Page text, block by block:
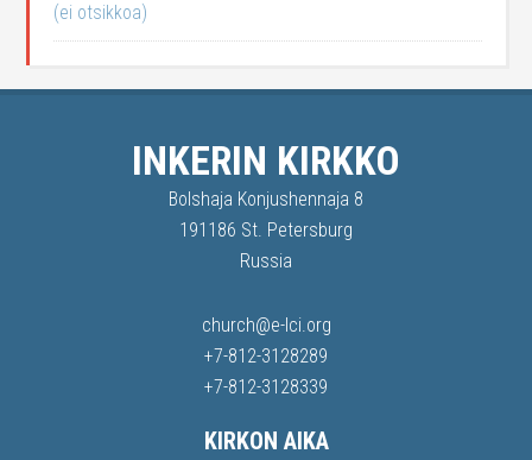
(ei otsikkoa)
INKERIN KIRKKO
Bolshaja Konjushennaja 8
191186 St. Petersburg
Russia
church@e-lci.org
+7-812-3128289
+7-812-3128339
KIRKON AIKA